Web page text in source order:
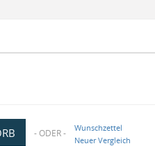
- ODER -
Wunschzettel
Neuer Vergleich